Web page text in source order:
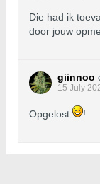
Die had ik
door jouw
giinnoo
15 July
Opgelost !